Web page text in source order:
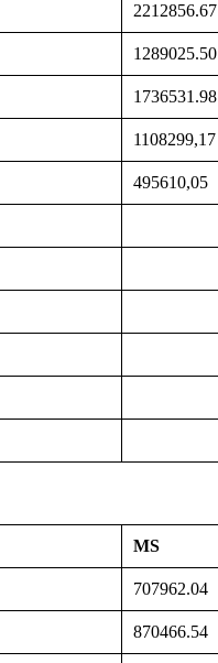
2212856.67
1289025.50
1736531.98
1108299,17
495610,05
MS
707962.04
870466.54